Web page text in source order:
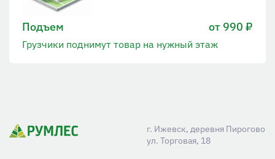
Подъем от 990 ₽
Грузчики поднимут товар на нужный этаж
г. Ижевск, деревня Пирогово
ул. Торговая, 18